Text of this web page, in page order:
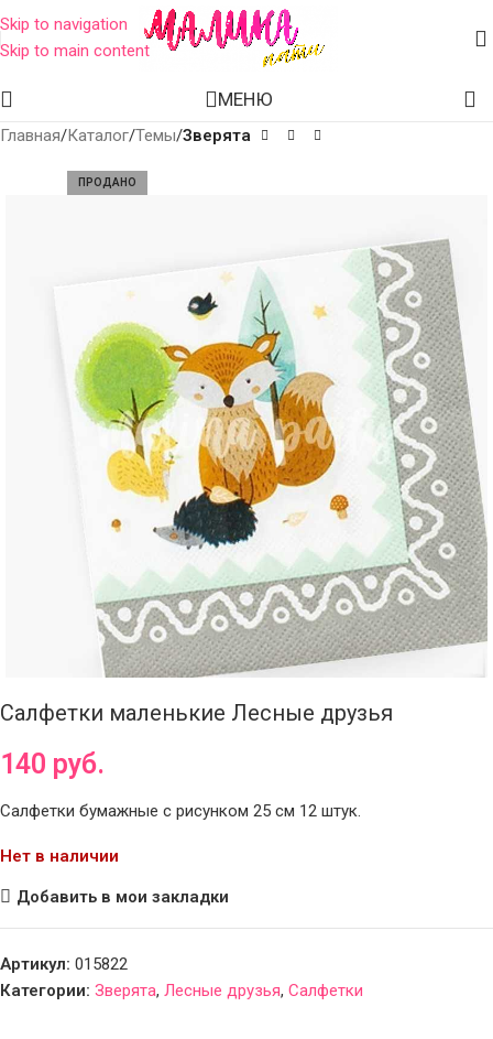
Skip to navigation
Skip to main content
МЕНЮ
Главная Каталог Темы Зверята
ПРОДАНО
Салфетки маленькие Лесные друзья
140 руб.
Салфетки бумажные с рисунком 25 см 12 штук.
Нет в наличии
Добавить в мои закладки
Артикул: 015822
Категории: Зверята, Лесные друзья, Салфетки